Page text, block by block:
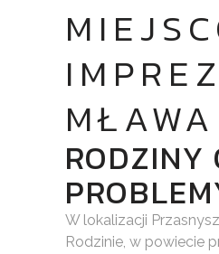
MŁAWA
RODZINY
W lokalizacji
Rodzinie, w powiecie